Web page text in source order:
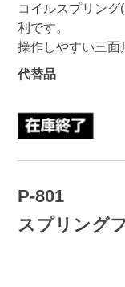
コイルスプリン
利です。
操作しやすい三面
代替品
P-801
スプリング